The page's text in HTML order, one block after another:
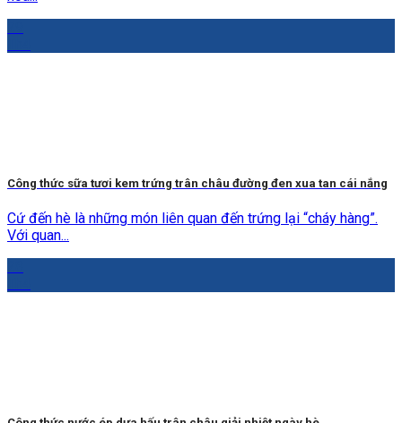
Công thức sữa tươi kem trứng trân châu đường đen xua tan cái nắng
Cứ đến hè là những món liên quan đến trứng lại “cháy hàng”.
Với quan...